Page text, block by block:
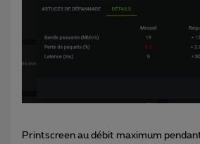
Printscreen au débit maximum